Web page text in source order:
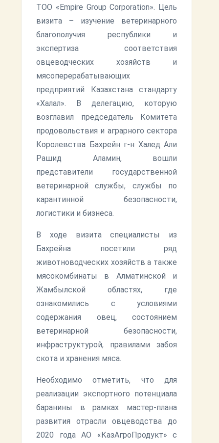
ТОО «Empire Group Corporation». Цель
визита – изучение ветеринарного
благополучия республики и
экспертиза соответствия
овцеводческих хозяйств и
мясоперерабатывающих
предприятий Казахстана стандарту
«Халал». В делегацию, которую
возглавил председатель Комитета
продовольствия и аграрного сектора
Королевства Бахрейн г-н Халед Али
Рашид Аламин, вошли
представители государственной
ветеринарной службы, службы по
карантинной безопасности,
логистики и бизнеса.
В ходе визита специалисты из
Бахрейна посетили ряд
животноводческих хозяйств а также
мясокомбинаты в Алматинской и
Жамбылской областях, где
ознакомились с условиями
содержания овец, состоянием
ветеринарной безопасности,
инфраструктурой, правилами забоя
скота и хранения мяса.
Необходимо отметить, что для
реализации экспортного потенциала
баранины в рамках мастер-плана
развития отрасли овцеводства до
2020 года АО «КазАгроПродукт» с